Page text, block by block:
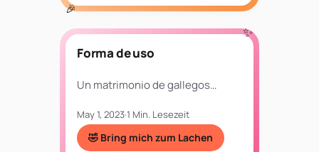
Forma de uso
Un matrimonio de gallegos…
May 1, 2023·1 Min. Lesezeit
🤣 Bring mich zum Lachen